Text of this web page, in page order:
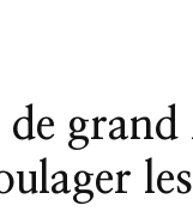
de grand
les